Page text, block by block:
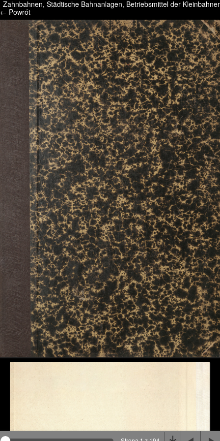
/* */ /* */ /* pliki_strona_po_stronie */
Zahnbahnen, Städtische Bahnanlagen, Betriebsmittel der
← Powrót
podobne rozwiązania. Aby poznać szczegóły zapoznaj
polityką prywatności
Rozumiem